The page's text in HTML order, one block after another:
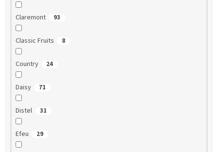
Claremont 93
Classic Fruits 8
Country 24
Daisy 71
Distel 31
Efeu 29